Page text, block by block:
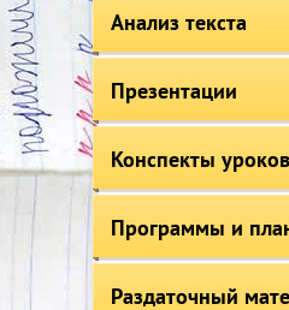
Анализ текста
Презентации
Конспекты уроков
Программы и
Раздаточный